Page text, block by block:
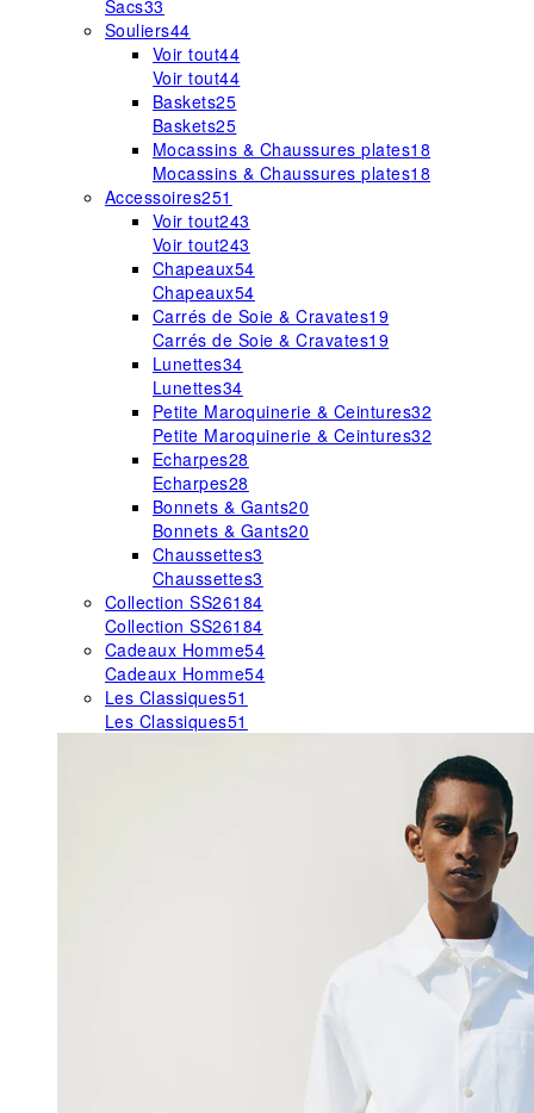
Sacs33
Souliers44
Voir tout44
Voir tout44
Baskets25
Baskets25
Mocassins & Chaussures plates18
Mocassins & Chaussures plates18
Accessoires251
Voir tout243
Voir tout243
Chapeaux54
Chapeaux54
Carrés de Soie & Cravates19
Carrés de Soie & Cravates19
Lunettes34
Lunettes34
Petite Maroquinerie & Ceintures32
Petite Maroquinerie & Ceintures32
Echarpes28
Echarpes28
Bonnets & Gants20
Bonnets & Gants20
Chaussettes3
Chaussettes3
Collection SS26184
Collection SS26184
Cadeaux Homme54
Cadeaux Homme54
Les Classiques51
Les Classiques51